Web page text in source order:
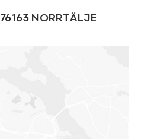
76163 NORRTÄLJE